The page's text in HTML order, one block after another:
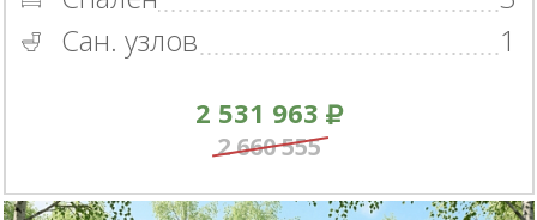
Сан. узлов
1
2 531 963
2 660 555